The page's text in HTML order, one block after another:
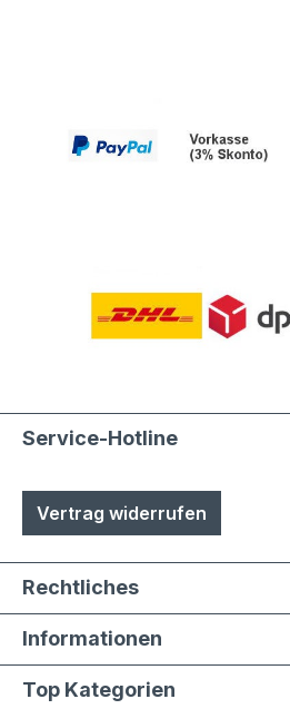
Service-Hotline
Vertrag widerrufen
Rechtliches
Informationen
Top Kategorien